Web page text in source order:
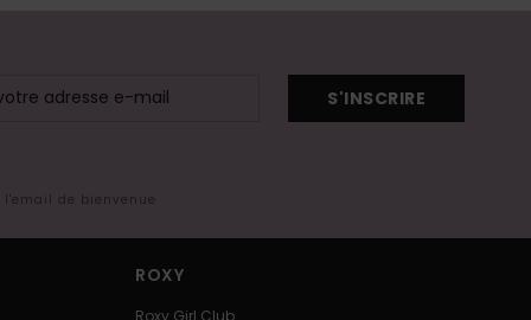
S'INSCRIRE
de bienvenue
ROXY
Roxy Girl Club